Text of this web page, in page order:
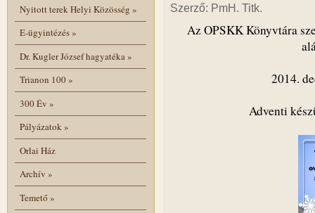
Nyitott terek Helyi Közösség »
E-ügyintézés»
Dr. Kugler József hagyatéka»
Trianon 100»
300 Év »
Pályázatok»
Orlai Ház
Archív »
Temető»
Szerző: PmH. Titk.
Az OPSKK Könyvtára
2014.
Adventi